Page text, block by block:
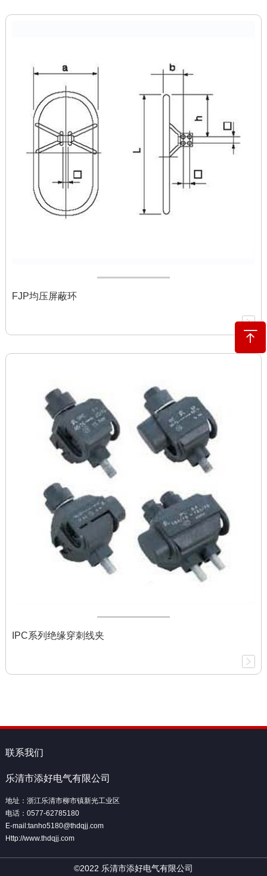
FJP均压屏蔽环
IPC系列绝缘穿刺线夹
联系我们
乐清市添好电气有限公司
地址：浙江乐清市柳市镇新光工业区
电话：0577-62785180
E-mail:tanho5180@thdqjj.com
Http://www.thdqjj.com
©2022 乐清市添好电气有限公司